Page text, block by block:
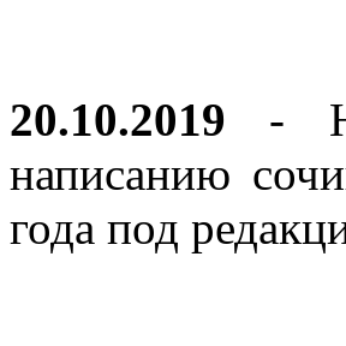
20.10.2019 -
написанию
года под